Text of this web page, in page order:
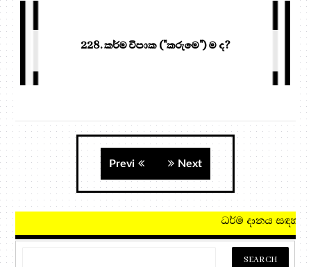
228. කර්ම විපාක ("කරුමෙ") ම ද?
Next
Previ
ධර්ම දානය සඳහා, මෙතැන ඔබන්න!